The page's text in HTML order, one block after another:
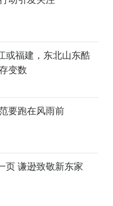
或福建，东北山东酷
变数
要跑在风雨前
页 谦逊致敬新东家